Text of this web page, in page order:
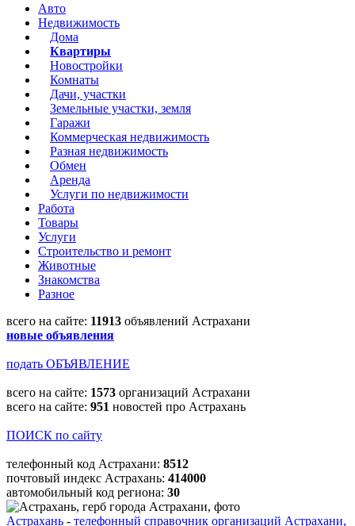
Авто
Недвижимость
Дома
Квартиры
Новостройки
Комнаты
Дачи, участки
Земельные участки, земля
Гаражи
Коммерческая недвижимость
Разная недвижимость
Обмен
Аренда
Услуги по недвижимости
Работа
Товары
Услуги
Строительство и ремонт
Животные
Знакомства
Разное
всего на сайте: 11913 объявлений Астрахани
новые объявления
подать ОБЪЯВЛЕНИЕ
всего на сайте: 1573 организаций Астрахани
всего на сайте: 951 новостей про Астрахань
ПОИСК по сайту
телефонный код Астрахани: 8512
почтовый индекс Астрахань: 414000
автомобильный код региона: 30
Астрахань - телефонный справочник организаций Астрахани,